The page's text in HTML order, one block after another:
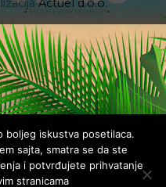
Actuel d.o.o.
boljeg iskustva posetilaca.
sajta, smatra se da ste
i potvrđujete prihvatanje
stranicama